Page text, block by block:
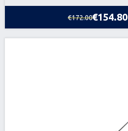
€172.00€154.80